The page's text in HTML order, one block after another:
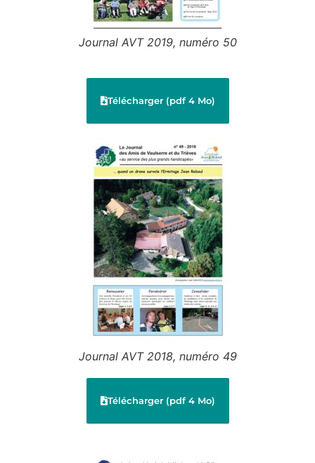
Journal AVT 2019, numéro 50
Télécharger (pdf 4 Mo)
Journal AVT 2018, numéro 49
Télécharger (pdf 4 Mo)